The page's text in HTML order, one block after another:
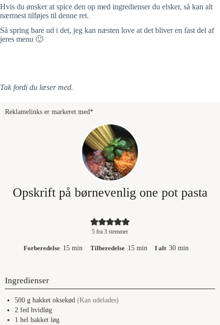
Hvis du ønsker at spice den op med ingredienser du elsker, så kan alt
nærmest tilføjes til denne ret.
Så spring bare ud i det, jeg kan næsten love at det bliver en fast del af
jeres menu 🙂
Tak fordi du læser med.
Reklamelinks er markeret med*
Opskrift på børnevenlig one pot pasta
5 fra 3 stemmer
Forberedelse 15minutter
min Tilberedelse 15minutter
min I alt 30minutter
min
Ingredienser
500 g hakket oksekød (Kan udelades)
2 fed hvidløg
1 hel hakket løg